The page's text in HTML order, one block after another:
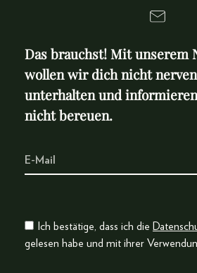
Das brauchst! Mit unserem
wollen wir dich nicht
unterhalten und
nicht bereuen.
Ich bestätige, dass ich die
gelesen habe und mit ihrer